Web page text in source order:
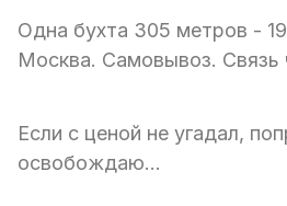
Одна бухта 305 метров -
Москва. Самовывоз. Связь
Если с ценой не угадал,
освобождаю...